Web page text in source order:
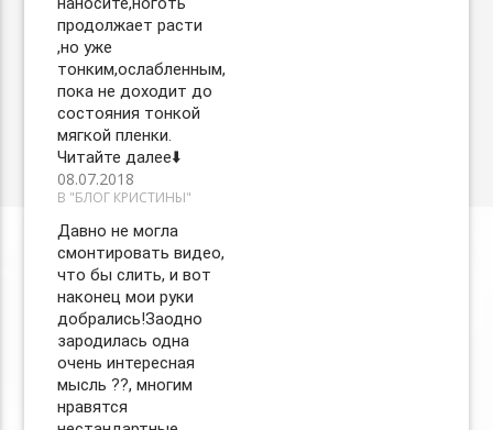
продолжает расти
,но уже
тонким,ослабленным,
пока не доходит до
состояния тонкой
мягкой пленки.
Читайте далее⬇️
08.07.2018
В "БЛОГ КРИСТИНЫ"
Давно не могла
смонтировать видео,
что бы слить, и вот
наконец мои руки
добрались!Заодно
зародилась одна
очень интересная
мысль ??, многим
нравятся